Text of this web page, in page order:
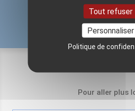
CONTACTEZ-
Pour aller plus
Tout refuser
Personnaliser
Politique de